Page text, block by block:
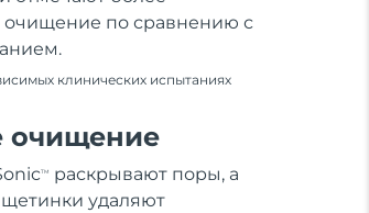
очищение по сравнению с
клинических испытаниях
очищение
TM
раскрывают поры, а
удаляют